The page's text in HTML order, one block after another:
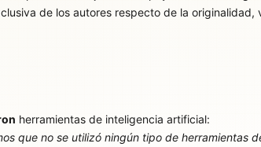
de los autores respecto de la
herramientas de inteligencia artificial:
que no se utilizó ningún tipo de herramientas